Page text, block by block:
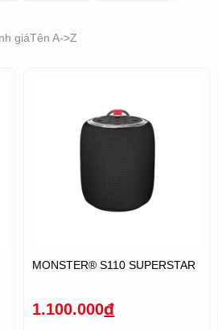
giáTên A->Z
MONSTER® S110 SUPERSTAR
1.100.000đ